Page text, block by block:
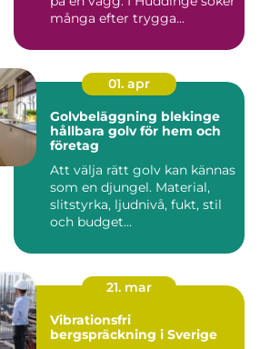
många efter trygga...
01. apr
Golvbeläggning blekinge
hållbara golv för hem och
företag
Att välja rätt golv kan kännas
som en djungel. Material,
slitstyrka, ljudnivå, fukt, stil
och budget...
21. mar
Vibrationsfri
bergspräckning i Sverige